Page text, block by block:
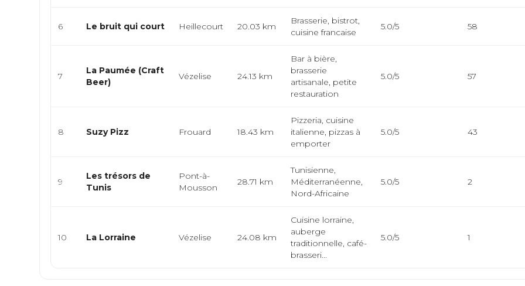
6 Le bruit qui court Heillecourt 20.03 km
Brasserie, bistrot,
cuisine francaise
5.0/5 58
7
La Paumée (Craft
Beer)
Vézelise 24.13 km
Bar à bière,
brasserie
artisanale, petite
restauration
5.0/5 57
8 Suzy Pizz Frouard 18.43 km
Pizzeria, cuisine
italienne, pizzas à
emporter
5.0/5 43
9
Les trésors de
Tunis
Pont-à-
Mousson
28.71 km
Tunisienne,
Méditerranéenne,
Nord-Africaine
5.0/5 2
10 La Lorraine Vézelise 24.08 km
Cuisine lorraine,
auberge
traditionnelle, café-
brasseri...
5.0/5 1